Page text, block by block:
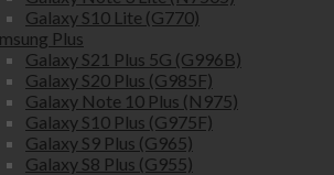
Galaxy S10 Lite (G770)
Plus
Galaxy S21 Plus 5G (G996B)
Galaxy S20 Plus (G985F)
Galaxy Note 10 Plus (N975)
Galaxy S10 Plus (G975F)
Galaxy S9 Plus (G965)
Galaxy S8 Plus (G955)